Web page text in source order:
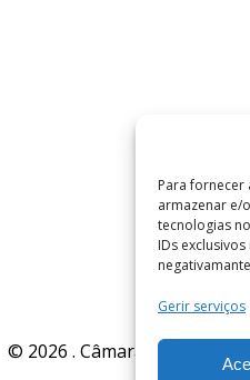
Para fornecer
armazenar e/
tecnologias
IDs
Gerir serviços
© 2026 . Câmara Municipal